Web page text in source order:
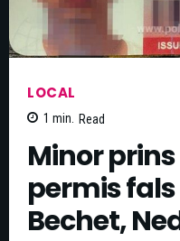
LOCAL
1 min. Read
Minor
permis fals
Bechet,